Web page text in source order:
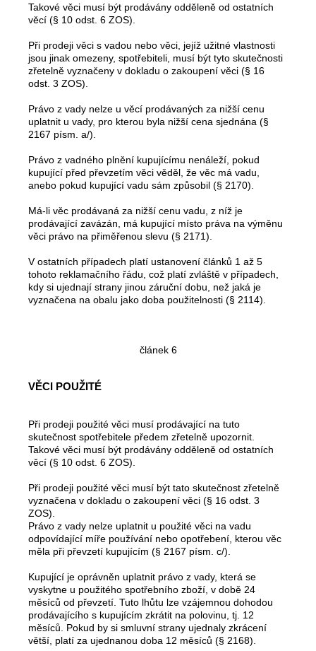
Takové věci musí být prodávány odděleně od ostatních
věcí (§ 10 odst. 6 ZOS).
Při prodeji věci s vadou nebo věci, jejíž užitné vlastnosti
jsou jinak omezeny, spotřebiteli, musí být tyto skutečnosti
zřetelně vyznačeny v dokladu o zakoupení věci (§ 16
odst. 3 ZOS).
Právo z vady nelze u věcí prodávaných za nižší cenu
uplatnit u vady, pro kterou byla nižší cena sjednána (§
2167 písm. a/).
Právo z vadného plnění kupujícímu nenáleží, pokud
kupující před převzetím věci věděl, že věc má vadu,
anebo pokud kupující vadu sám způsobil (§ 2170).
Má-li věc prodávaná za nižší cenu vadu, z níž je
prodávající zavázán, má kupující místo práva na výměnu
věci právo na přiměřenou slevu (§ 2171).
V ostatních případech platí ustanovení článků 1 až 5
tohoto reklamačního řádu, což platí zvláště v případech,
kdy si ujednají strany jinou záruční dobu, než jaká je
vyznačena na obalu jako doba použitelnosti (§ 2114).
článek 6
VĚCI POUŽITÉ
Při prodeji použité věci musí prodávající na tuto
skutečnost spotřebitele předem zřetelně upozornit.
Takové věci musí být prodávány odděleně od ostatních
věcí (§ 10 odst. 6 ZOS).
Při prodeji použité věci musí být tato skutečnost zřetelně
vyznačena v dokladu o zakoupení věci (§ 16 odst. 3
ZOS).
Právo z vady nelze uplatnit u použité věci na vadu
odpovídající míře používání nebo opotřebení, kterou věc
měla při převzetí kupujícím (§ 2167 písm. c/).
Kupující je oprávněn uplatnit právo z vady, která se
vyskytne u použitého spotřebního zboží, v době 24
měsíců od převzetí. Tuto lhůtu lze vzájemnou dohodou
prodávajícího s kupujícím zkrátit na polovinu, tj. 12
měsíců. Pokud by si smluvní strany ujednaly zkrácení
větší, platí za ujednanou doba 12 měsíců (§ 2168).